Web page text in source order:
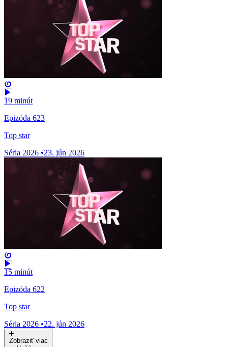
19 minút
Epizóda 623
Top star
Séria 2026 •23. jún 2026
15 minút
Epizóda 622
Top star
Séria 2026 •22. jún 2026
Zobraziť viac